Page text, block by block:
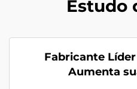
Estudo
Fabricante
Aumenta